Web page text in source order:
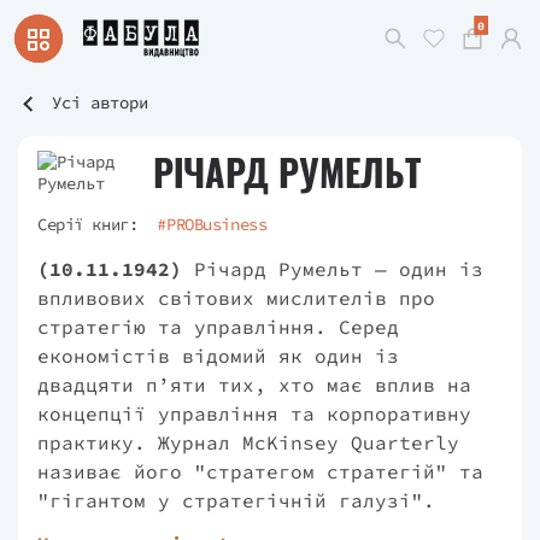
0
Усі автори
РІЧАРД РУМЕЛЬТ
Серії книг: #PROBusiness
(10.11.1942)
Річард Румельт — один із
впливових світових мислителів про
стратегію та управління. Серед
економістів відомий як один із
двадцяти п’яти тих, хто має вплив на
концепції управління та корпоративну
практику. Журнал McKinsey Quarterly
називає його "стратегом стратегій" та
"гігантом у стратегічній галузі".